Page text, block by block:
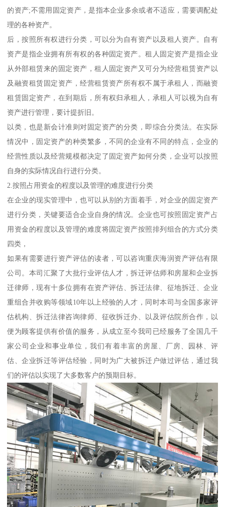
的资产;不需用固定资产，是指本企业多余或者不适应，需要调配处
理的各种资产。
后，按照所有权进行分类，可以分为自有资产以及租人资产。自有
资产是指企业拥有所有权的各种固定资产。租人固定资产是指企业
从外部租赁来的固定资产，租人固定资产又可分为经营租赁资产以
及融资租赁固定资产，经营租赁资产所有权不属于承租人，而融资
租赁固定资产，在到期后，所有权归承租人，承租人可以视为自有
资产进行管理，要计提折旧。
以类，也是新会计准则对固定资产的分类，即综合分类法。在实际
情况中，固定资产的种类繁多，不同的企业有不同的特点，企业的
经营性质以及经营规模都决定了固定资产如何分类，企业可以按照
自身的实际情况自行进行分类。
2.按照占用资金的程度以及管理的难度进行分类
在企业的现实管理中，也可以从别的方面着手，对企业的固定资产
进行分类，关键要适合企业自身的情况。企业也可按照固定资产占
用资金的程度以及管理的难度将固定资产按照排列组合的方式分类
四类，
如果有需要进行资产评估的读者，可以咨询重庆海润资产评估有限
公司。本司汇聚了大批行业评估人才，拆迁评估师和房屋和企业拆
迁律师，现有十多位拥有在资产评估、拆迁法律、征地拆迁、企业
重组合并收购等领域10年以上经验的人才，同时本司与全国多家评
估机构、拆迁法律咨询律师、征收拆迁办、以及评估院所合作，以
便为顾客提供有价值的服务，从成立至今我司已经服务了全国几千
家公司企业和事业单位，我们有着丰富的房屋、厂房、园林、评
估、企业拆迁等评估经验，同时为广大被拆迁户做过评估，通过我
们的评估以实现了大多数客户的预期目标。